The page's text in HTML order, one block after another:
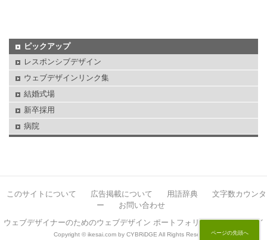
ピックアップ
レスポンシブデザイン
ウェブデザインリンク集
結婚式場
新卒採用
病院
ページの先頭へ
このサイトについて 広告掲載について 用語辞典
文字数カウンタ
ー
お問い合わせ
ウェブデザイナーのためのウェブデザイン ポートフォリオサイト イケサイ
Copyright © ikesai.com by CYBRiDGE All Rights Reserved.